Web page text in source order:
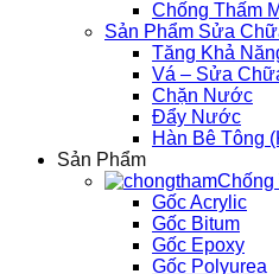
Chống Thấm
Sản Phẩm Sửa
Tăng Khả
Vá – Sửa
Chặn Nước
Đẩy Nước
Hàn Bê Tông
Sản Phẩm
Chống
Gốc Acrylic
Gốc Bitum
Gốc Epoxy
Gốc Polyurea